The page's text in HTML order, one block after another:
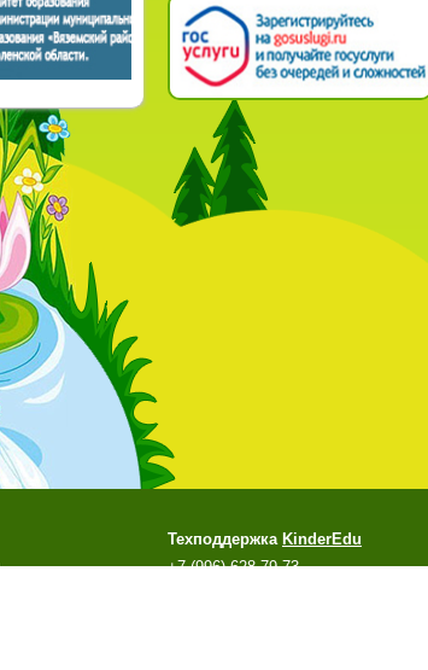
Техподдержка KinderEdu
+7 (996) 628-79-73